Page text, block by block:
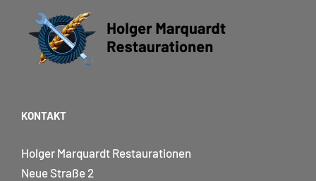
KONTAKT
Holger Marquardt Restaurationen
Neue Straße 2